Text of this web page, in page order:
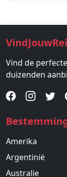
Vind de
duizenden
Amerika
Argentinië
Australie